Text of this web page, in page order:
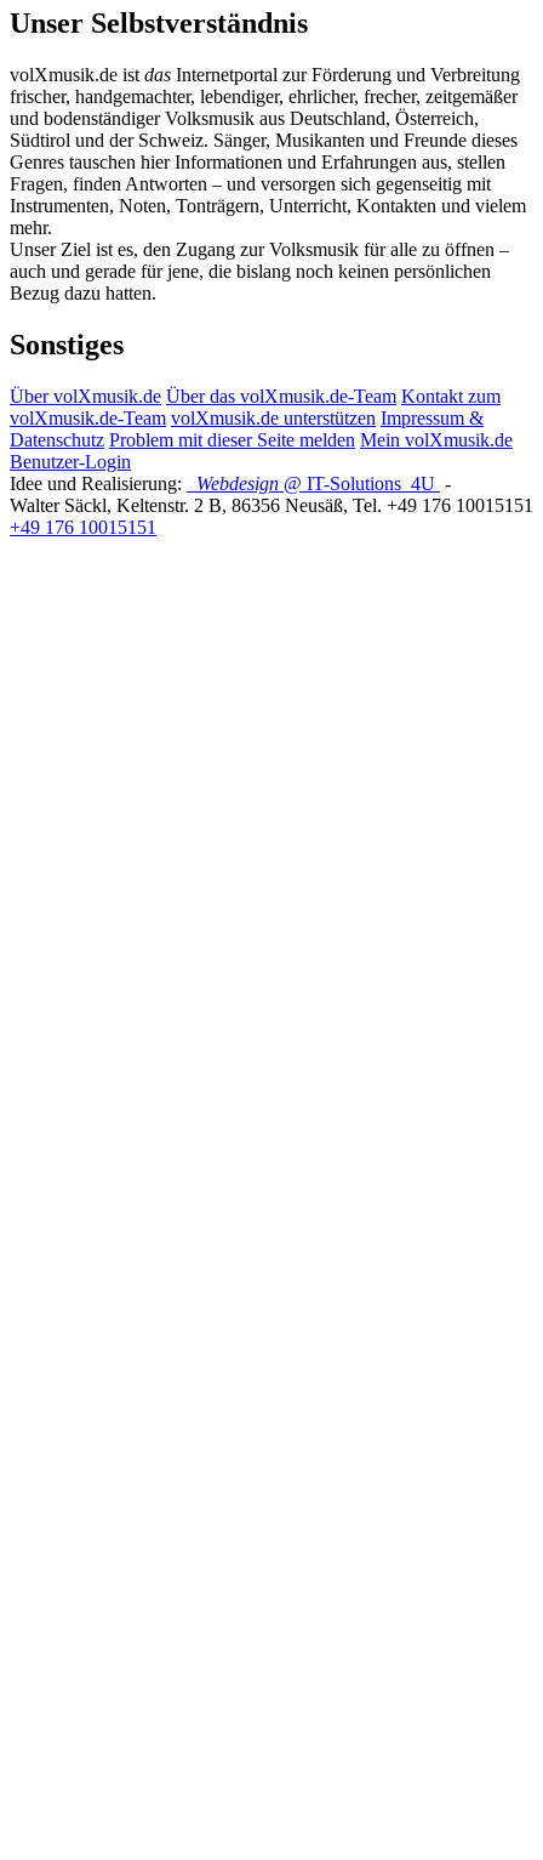
Unser Selbstverständnis
volXmusik.de ist das Internetportal zur Förderung und Verbreitung
frischer, handgemachter, lebendiger, ehrlicher, frecher, zeitgemäßer
und bodenständiger Volksmusik aus Deutschland, Österreich,
Südtirol und der Schweiz. Sänger, Musikanten und Freunde dieses
Genres tauschen hier Informationen und Erfahrungen aus, stellen
Fragen, finden Antworten – und versorgen sich gegenseitig mit
Instrumenten, Noten, Tonträgern, Unterricht, Kontakten und vielem
mehr.
Unser Ziel ist es, den Zugang zur Volksmusik für alle zu öffnen –
auch und gerade für jene, die bislang noch keinen persönlichen
Bezug dazu hatten.
Sonstiges
Über volXmusik.de Über das volXmusik.de-Team Kontakt zum
volXmusik.de-Team volXmusik.de unterstützen Impressum &
Datenschutz Problem mit dieser Seite melden Mein volXmusik.de
Benutzer-Login
Idee und Realisierung:
Webdesign @ IT-Solutions 4U -
Walter Säckl, Keltenstr. 2 B, 86356 Neusäß, Tel. +49 176 10015151
+49 176 10015151